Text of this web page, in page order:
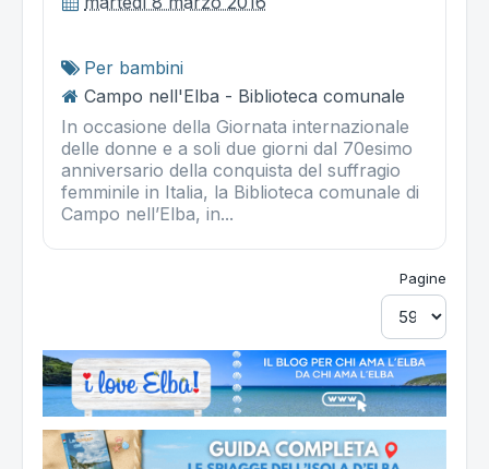
Per bambini
Campo nell'Elba - Biblioteca comunale
In occasione della Giornata internazionale
delle donne e a soli due giorni dal 70esimo
anniversario della conquista del suffragio
femminile in Italia, la Biblioteca comunale di
Campo nell’Elba, in...
Pagine